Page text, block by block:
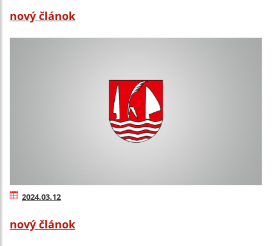
nový článok
2024.03.12
nový článok